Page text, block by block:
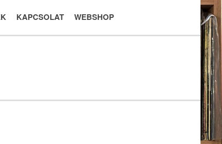
KAPCSOLAT WEBSHOP